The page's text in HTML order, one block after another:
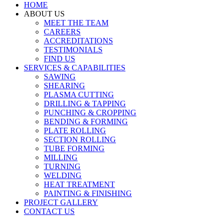
HOME
ABOUT US
MEET THE TEAM
CAREERS
ACCREDITATIONS
TESTIMONIALS
FIND US
SERVICES & CAPABILITIES
SAWING
SHEARING
PLASMA CUTTING
DRILLING & TAPPING
PUNCHING & CROPPING
BENDING & FORMING
PLATE ROLLING
SECTION ROLLING
TUBE FORMING
MILLING
TURNING
WELDING
HEAT TREATMENT
PAINTING & FINISHING
PROJECT GALLERY
CONTACT US